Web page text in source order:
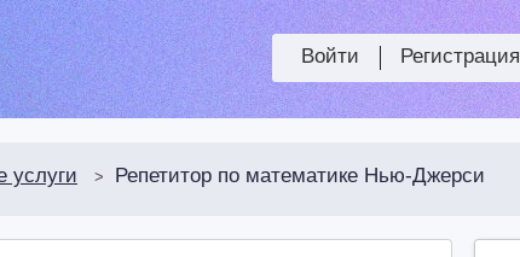
Регистрация
Войти
услуги > Репетитор по математике Нью-Джерси